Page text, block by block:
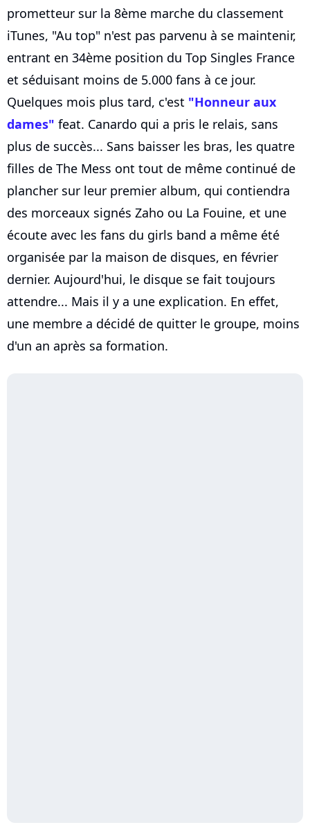
prometteur sur la 8ème marche du classement
iTunes, "Au top" n'est pas parvenu à se maintenir,
entrant en 34ème position du Top Singles France
et séduisant moins de 5.000 fans à ce jour.
Quelques mois plus tard, c'est "Honneur aux
dames" feat. Canardo qui a pris le relais, sans
plus de succès... Sans baisser les bras, les quatre
filles de The Mess ont tout de même continué de
plancher sur leur premier album, qui contiendra
des morceaux signés Zaho ou La Fouine, et une
écoute avec les fans du girls band a même été
organisée par la maison de disques, en février
dernier. Aujourd'hui, le disque se fait toujours
attendre... Mais il y a une explication. En effet,
une membre a décidé de quitter le groupe, moins
d'un an après sa formation.